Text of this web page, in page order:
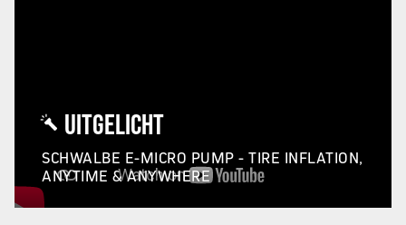
UITGELICHT
SCHWALBE E-MICRO PUMP - TIRE INFLATION,
ANYTIME & ANYWHERE